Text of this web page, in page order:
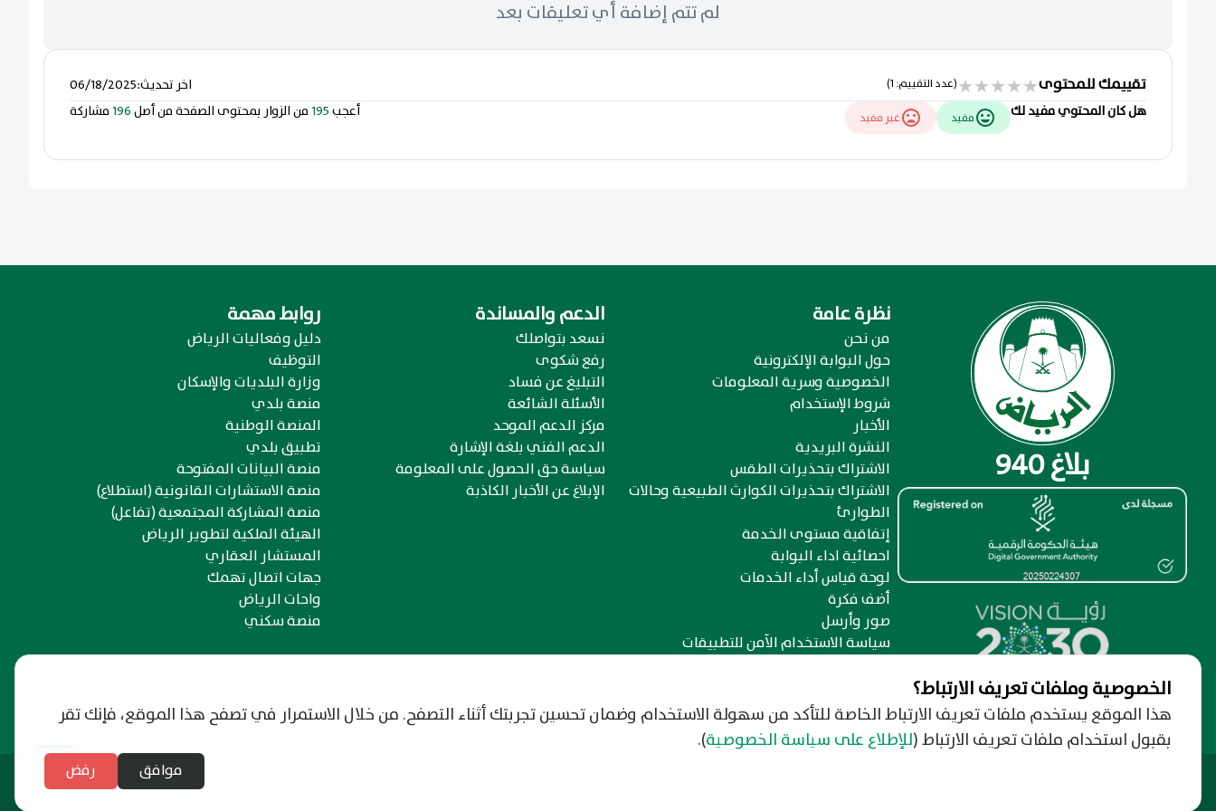
لم تتم إضافة أي تعليقات بعد
تقييمك للمحتوى★
★
★
★
★(عدد التقييم: 1) اخر تحديث:
06/18/2025
هل كان المحتوي مفيد لك
مفيد غير مفيد أعجب195 من الزوار بمحتوى الصفحة من أصل196 مشاركة
بلاغ 940
نظرة عامة
من نحن
حول البوابة الإلكترونية
الخصوصية وسرية المعلومات
شروط الإستخدام
الأخبار
النشرة البريدية
الاشتراك بتحذيرات الطقس
الاشتراك بتحذيرات الكوارث الطبيعية وحالات
الطوارئ
إتفاقية مستوى الخدمة
احصائية اداء البوابة
لوحة قياس أداء الخدمات
أضف فكرة
صور وأرسل
سياسة الاستخدام الآمن للتطبيقات
الدعم والمساندة
نسعد بتواصلك
رفع شكوى
التبليغ عن فساد
الأسئلة الشائعة
مركز الدعم الموحد
الدعم الفني بلغة الإشارة
سياسة حق الحصول على المعلومة
الإبلاغ عن الأخبار الكاذبة
روابط مهمة
دليل وفعاليات الرياض
التوظيف
وزارة البلديات والإسكان
منصة بلدي
المنصة الوطنية
تطبيق بلدي
منصة البيانات المفتوحة
منصة الاستشارات القانونية (استطلاع)
منصة المشاركة المجتمعية (تفاعل)
الهيئة الملكية لتطوير الرياض
المستشار العقاري
جهات اتصال تهمك
واحات الرياض
منصة سكني
آخر تحديث: 21/06/2026
الخصوصية وملفات تعريف الارتباط؟
هذا الموقع يستخدم ملفات تعريف الارتباط الخاصة للتأكد من سهولة الاستخدام وضمان تحسين تجربتك أثناء التصفح. من خلال الاستمرار في تصفح هذا الموقع، فإنك تقر
بقبول استخدام ملفات تعريف الارتباط(للإطلاع على سياسة الخصوصية).
موافق رفض